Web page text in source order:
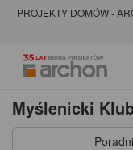
PROJEKTY DOMÓW -
Myślenicki